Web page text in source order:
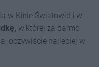
w Kinie Światowid i w
w której za darmo
oczywiście najlepiej w